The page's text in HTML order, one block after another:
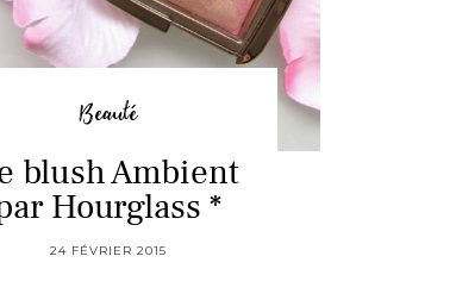
Beauté
blush Ambient
Hourglass *
24 FÉVRIER 2015